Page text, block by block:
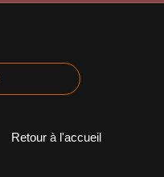
Retour à l'accueil